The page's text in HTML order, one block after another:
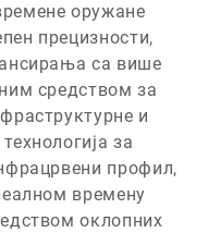
оружане
прецизности,
са више
средством за
и
за
профил,
времену
оклопних